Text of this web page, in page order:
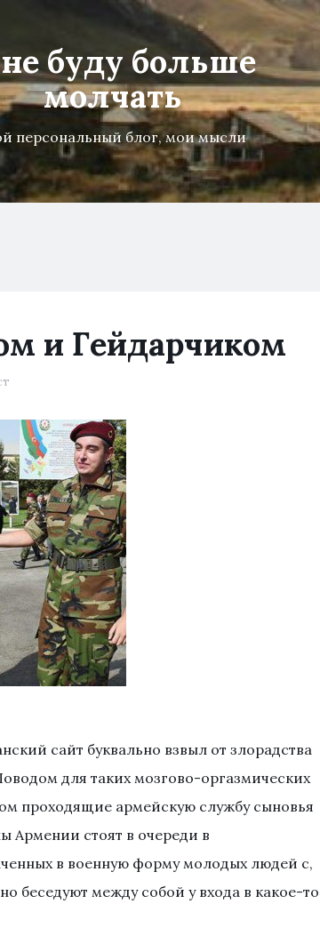
буду больше
молчать
персональный блог, мои мысли
и Гейдарчиком
сайт буквально взвыл от злорадства
для таких мозгово-оргазмических
проходящие армейскую службу сыновья
Армении стоят в очереди в
в военную форму молодых людей с,
беседуют между собой у входа в какое-то